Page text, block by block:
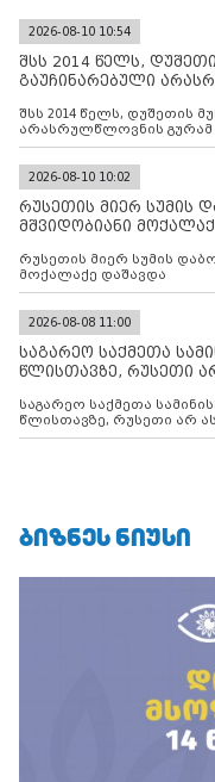
2026-08-10 10:54
შსს 2014 წელს,
გაუჩინარებული
შსს 2014 წელს, დუშეთის
არასრულწლოვნის გურამ
ინფორმაციას ავრცელებს
2026-08-10 10:02
რუსეთის მიერ სუმის
მშვიდობიანი
რუსეთის მიერ სუმის
მოქალაქე დაშავდა
2026-08-08 11:00
საგარეო საქმეთა
წლისთავზე, რუსეთი
საგარეო საქმეთა
წლისთავზე, რუსეთი არ
დადებულ 2008 წლის 12
მილიტარიზაციის
ᲑᲘᲖᲜᲔᲡ ᲜᲘᲣᲡᲘ